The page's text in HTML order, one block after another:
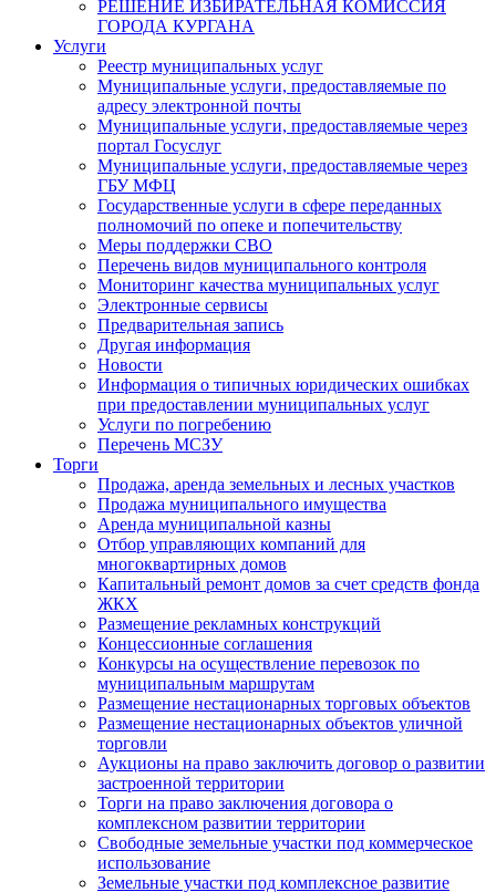
РЕШЕНИЕ ИЗБИРАТЕЛЬНАЯ КОМИССИЯ
ГОРОДА КУРГАНА
Услуги
Реестр муниципальных услуг
Муниципальные услуги, предоставляемые по
адресу электронной почты
Муниципальные услуги, предоставляемые через
портал Госуслуг
Муниципальные услуги, предоставляемые через
ГБУ МФЦ
Государственные услуги в сфере переданных
полномочий по опеке и попечительству
Меры поддержки СВО
Перечень видов муниципального контроля
Мониторинг качества муниципальных услуг
Электронные сервисы
Предварительная запись
Другая информация
Новости
Информация о типичных юридических ошибках
при предоставлении муниципальных услуг
Услуги по погребению
Перечень МСЗУ
Торги
Продажа, аренда земельных и лесных участков
Продажа муниципального имущества
Аренда муниципальной казны
Отбор управляющих компаний для
многоквартирных домов
Капитальный ремонт домов за счет средств фонда
ЖКХ
Размещение рекламных конструкций
Концессионные соглашения
Конкурсы на осуществление перевозок по
муниципальным маршрутам
Размещение нестационарных торговых объектов
Размещение нестационарных объектов уличной
торговли
Аукционы на право заключить договор о развитии
застроенной территории
Торги на право заключения договора о
комплексном развитии территории
Свободные земельные участки под коммерческое
использование
Земельные участки под комплексное развитие